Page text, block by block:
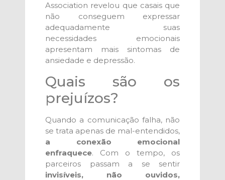
Association revelou que casais que
não conseguem expressar
adequadamente suas
necessidades emocionais
apresentam mais sintomas de
ansiedade e depressão.
Quais são os
prejuízos?
Quando a comunicação falha, não
se trata apenas de mal-entendidos,
a conexão emocional
enfraquece. Com o tempo, os
parceiros passam a se sentir
invisíveis, não ouvidos,